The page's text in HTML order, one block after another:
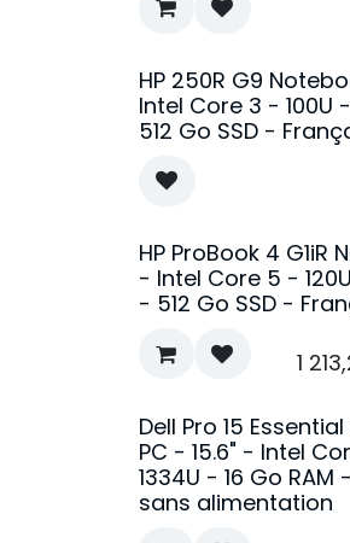
HP 250R G9
Intel Core 3 - 100U
512 Go SSD -
HP ProBook 4 G1iR
- Intel Core 5 -
- 512 Go SSD -
1
Dell Pro 15
PC - 15.6" - Intel
1334U - 16 Go RAM
sans alimentation